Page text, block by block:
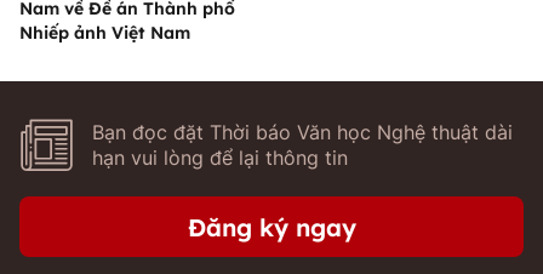
Nam về Đề án Thành phố
Nhiếp ảnh Việt Nam
Bạn đọc đặt Thời báo Văn học Nghệ thuật dài
hạn vui lòng để lại thông tin
Đăng ký ngay